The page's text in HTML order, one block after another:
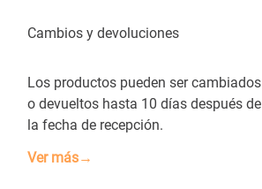
Cambios y devoluciones
Los productos pueden ser cambiados
o devueltos hasta 10 días después de
la fecha de recepción.
Ver más→